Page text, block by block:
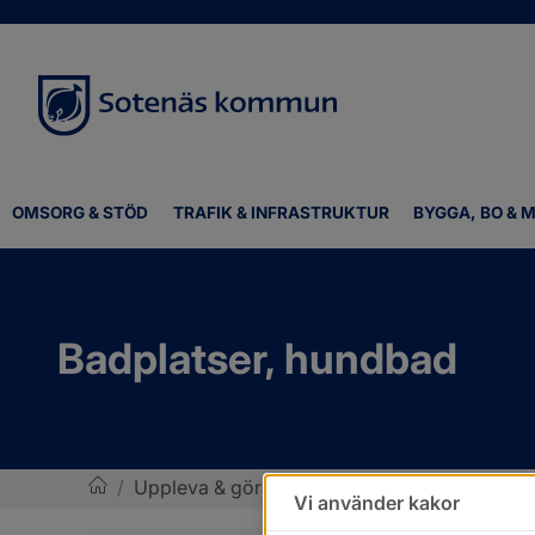
OMSORG & STÖD TRAFIK & INFRASTRUKTUR BYGGA, BO &
Badplatser, hundbad
/ Uppleva & göra
Vi använder kakor